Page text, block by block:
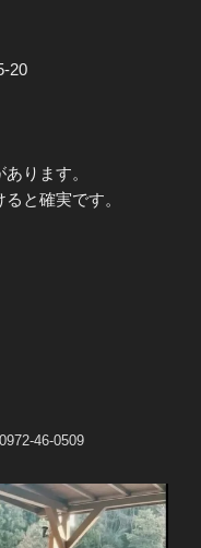
20
ります。
と確実です。
46-0509